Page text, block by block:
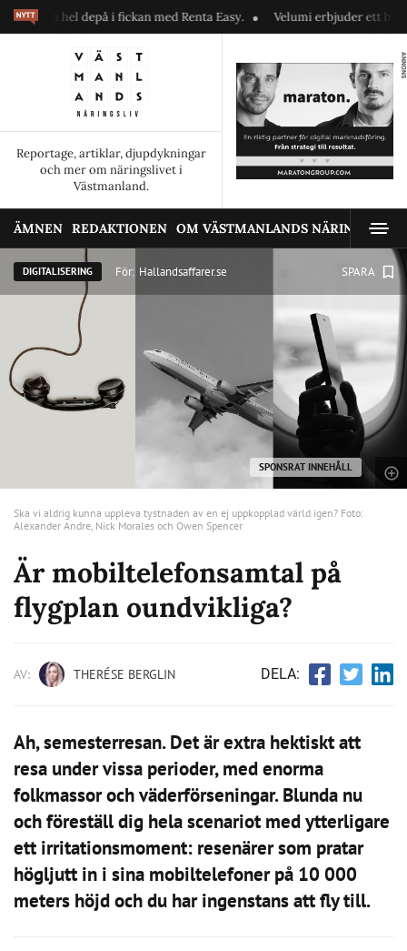
depå i fickan med Renta Easy. Velumi erbjuder ett blixtsnabbt,
Reportage, artiklar, djupdykningar
och mer om näringslivet i
Västmanland.
ANNONS
ÄMNEN REDAKTIONEN OM VÄSTMANLANDS NÄRINGSLIV
SPONSRAT INNEHÅLL
DIGITALISERING För: Hallandsaffarer.se SPARA
Ska vi aldrig kunna uppleva tystnaden av en ej uppkopplad värld igen? Foto:
Alexander Andre, Nick Morales och Owen Spencer
Är mobiltelefonsamtal på
flygplan oundvikliga?
AV: THERÉSE BERGLIN DELA:
Ah, semesterresan. Det är extra hektiskt att
resa under vissa perioder, med enorma
folkmassor och väderförseningar. Blunda nu
och föreställ dig hela scenariot med ytterligare
ett irritationsmoment: resenärer som pratar
högljutt in i sina mobiltelefoner på 10 000
meters höjd och du har ingenstans att fly till.